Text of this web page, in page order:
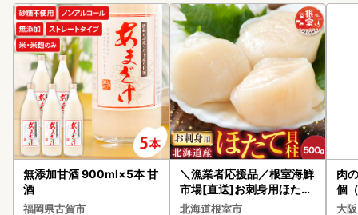
無添加甘酒 900ml×5本 甘
酒
福岡県古賀市
＼漁業者応援品／根室海鮮
市場[直送]お刺身用ほたて
貝柱500g A-28002
北海道根室市
肉
個
ー
大